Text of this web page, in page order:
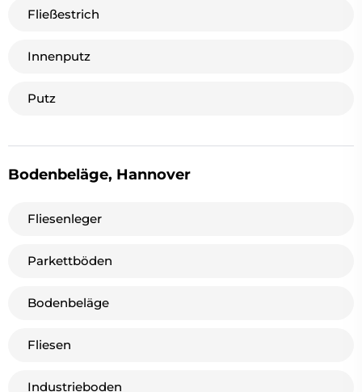
Fließestrich
Innenputz
Putz
Bodenbeläge, Hannover
Fliesenleger
Parkettböden
Bodenbeläge
Fliesen
Industrieboden